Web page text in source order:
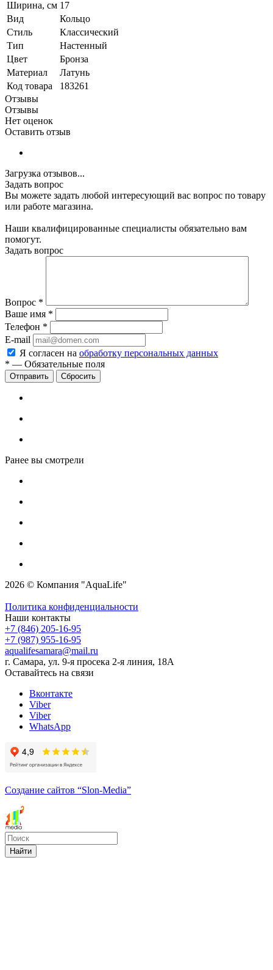
Ширина, см 17
Вид
Кольцо
Стиль
Классический
Тип
Настенный
Цвет
Бронза
Материал
Латунь
Код товара
183261
Отзывы
Отзывы
Нет оценок
Оставить отзыв
Загрузка отзывов...
Задать вопрос
Вы можете задать любой интересующий вас вопрос по товару
или работе магазина.
Наши квалифицированные специалисты обязательно вам
помогут.
Задать вопрос
Вопрос *
Ваше имя *
Телефон *
E-mail
Я согласен на обработку персональных данных
* — Обязательные поля
Сбросить
Ранее вы смотрели
2026 © Компания "AquaLife"
Политика конфиденциальности
Наши контакты
+7 (846) 205-16-95
+7 (987) 955-16-95
aqualifesamara@mail.ru
г. Самара, ул. 9-я просека 2-я линия, 18А
Оставайтесь на связи
Вконтакте
Viber
Viber
WhatsApp
Создание сайтов “Slon-Media”
Найти